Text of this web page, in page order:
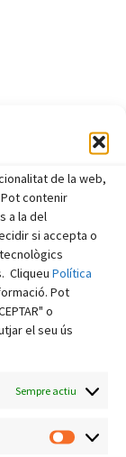
de la web,
Pot contenir
a la del
si accepta o
Cliqueu Política
Pot
o
el seu ús
Sempre actiu